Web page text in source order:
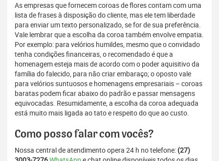
As empresas que fornecem coroas de flores contam com uma
lista de frases à disposição do cliente, mas ele tem liberdade
para enviar um texto personalizado, se for de sua preferência.
Vale lembrar que a escolha da coroa também envolve empatia.
Por exemplo: para velórios humildes, mesmo que o convidado
tenha condições financeiras, o recomendado é que a
homenagem esteja mais de acordo com o poder aquisitivo da
família do falecido, para não criar embaraço; o oposto vale
para velórios suntuosos e homenagens empresariais – coroas
baratas podem ficar abaixo do padrão e passar mensagens
equivocadas. Resumidamente, a escolha da coroa adequada
está muito mais ligada ao tato e respeito do que ao custo.
Como posso falar com vocês?
Nossa central de atendimento opera 24 h no telefone: (27)